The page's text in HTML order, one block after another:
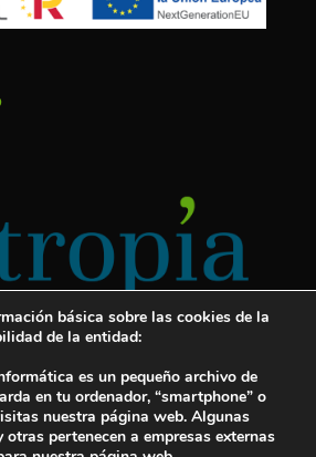
básica sobre las cookies de la
de la entidad:
es un pequeño archivo de
en tu ordenador, “smartphone” o
nuestra página web. Algunas
pertenecen a empresas externas